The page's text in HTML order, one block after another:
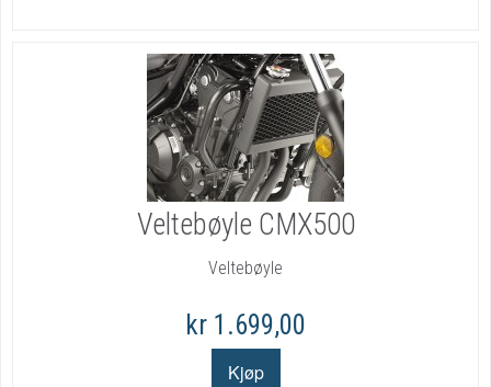
Veltebøyle CMX500
Veltebøyle
kr 1.699,00